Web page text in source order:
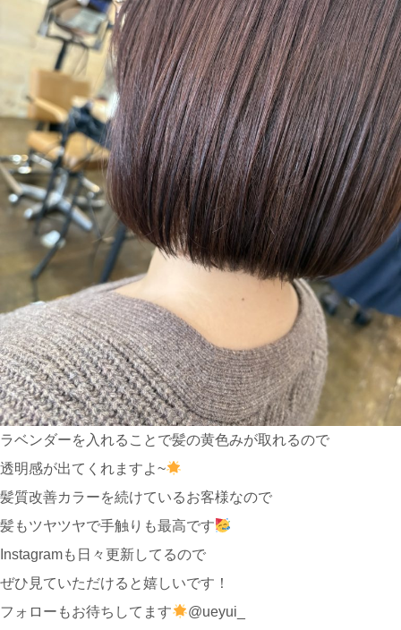
ラベンダーを入れることで髪の黄色みが取れるので
透明感が出てくれますよ~
髪質改善カラーを続けているお客様なので
髪もツヤツヤで手触りも最高です
Instagramも日々更新してるので
ぜひ見ていただけると嬉しいです！
フォローもお待ちしてます
@ueyui_